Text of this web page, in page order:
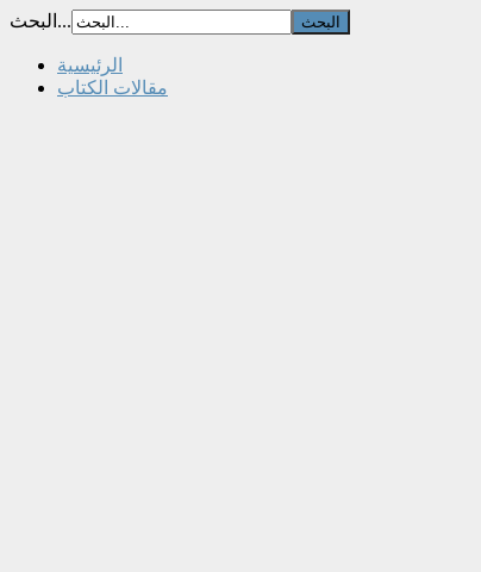
البحث...
الرئيسية
مقالات الكتاب